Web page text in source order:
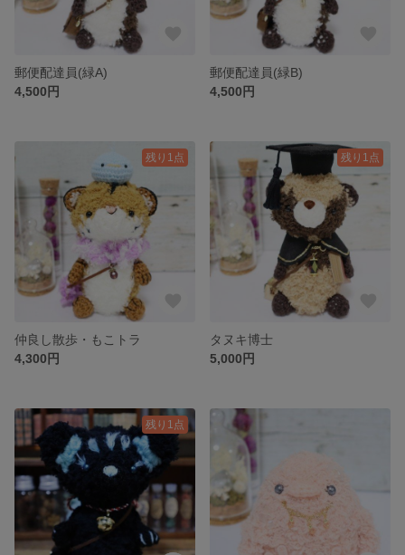
郵便配達員(緑A)
4,500円
郵便配達員(緑B)
4,500円
残り1点
仲良し散歩・もこトラ
4,300円
残り1点
タヌキ博士
5,000円
残り1点